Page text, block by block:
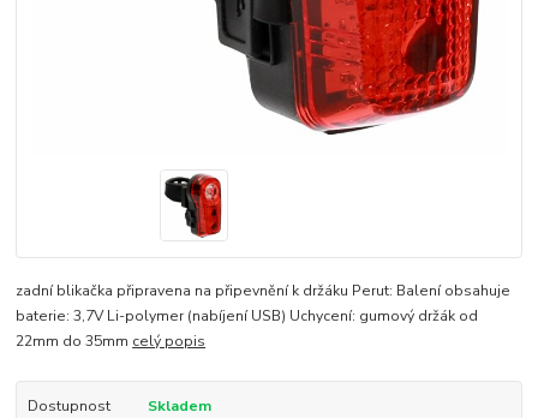
zadní blikačka připravena na připevnění k držáku Perut: Balení obsahuje
baterie: 3,7V Li-polymer (nabíjení USB) Uchycení: gumový držák od
22mm do 35mm celý popis
Dostupnost Skladem